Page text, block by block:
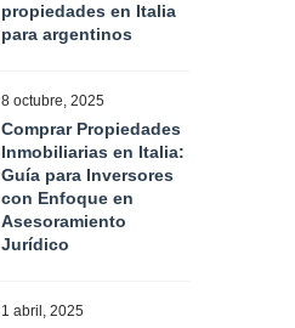
propiedades en Italia
para argentinos
8 octubre, 2025
Comprar Propiedades
Inmobiliarias en Italia:
Guía para Inversores
con Enfoque en
Asesoramiento
Jurídico
1 abril, 2025